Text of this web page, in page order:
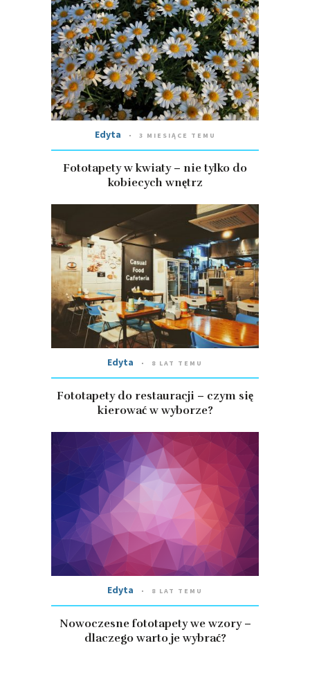
Edyta 3 MIESIĄCE TEMU
Fototapety w kwiaty – nie tylko do
kobiecych wnętrz
Edyta 8 LAT TEMU
Fototapety do restauracji – czym się
kierować w wyborze?
Edyta 8 LAT TEMU
Nowoczesne fototapety we wzory –
dlaczego warto je wybrać?